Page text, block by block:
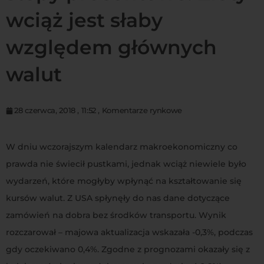
wciąż jest słaby
względem głównych
walut
28 czerwca, 2018 11:52 Komentarze rynkowe
W dniu wczorajszym kalendarz makroekonomiczny co
prawda nie świecił pustkami, jednak wciąż niewiele było
wydarzeń, które mogłyby wpłynąć na kształtowanie się
kursów walut. Z USA spłynęły do nas dane dotyczące
zamówień na dobra bez środków transportu. Wynik
rozczarował – majowa aktualizacja wskazała -0,3%, podczas
gdy oczekiwano 0,4%. Zgodne z prognozami okazały się z